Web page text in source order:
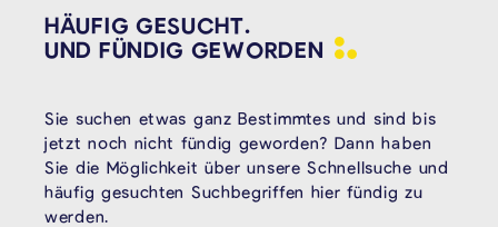
HÄUFIG GESUCHT.
UND FÜNDIG GEWORDEN
Sie suchen etwas ganz Bestimmtes und sind bis
jetzt noch nicht fündig geworden? Dann haben
Sie die Möglichkeit über unsere Schnellsuche und
häufig gesuchten Suchbegriffen hier fündig zu
werden.